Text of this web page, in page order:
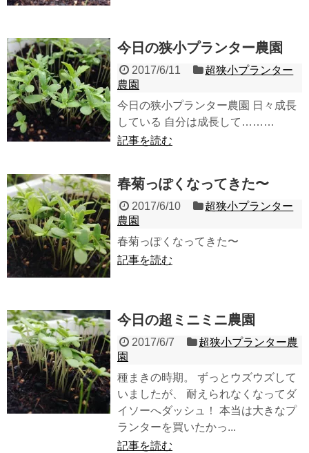
今日の狭小プランター農園
2017/6/11
超狭小プランター
農園
今日の狭小プランター農園 日々成長
している 自分は成長して………
記事を読む
春菊っぽくなってきた〜
2017/6/10
超狭小プランター
農園
春菊っぽくなってきた〜
記事を読む
今日の超ミニミニ農園
2017/6/7
超狭小プランター農
園
種まきの時期。 ずっとウズウズして
いましたが、 耐えられなくなってダ
イソーへダッシュ！ 本当は大きなプ
ランターを買いたかっ...
記事を読む